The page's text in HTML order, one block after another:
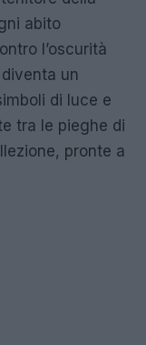
abito
l’oscurità
un
di luce e
tra le pieghe di
pronte a